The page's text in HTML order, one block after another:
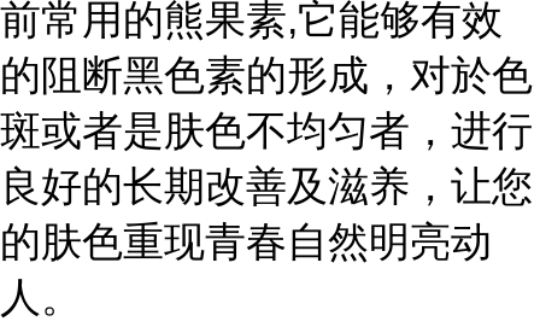
前常用的熊果素,它能够有效
的阻断黑色素的形成，对於色
斑或者是肤色不均匀者，进行
良好的长期改善及滋养，让您
的肤色重现青春自然明亮动
人。